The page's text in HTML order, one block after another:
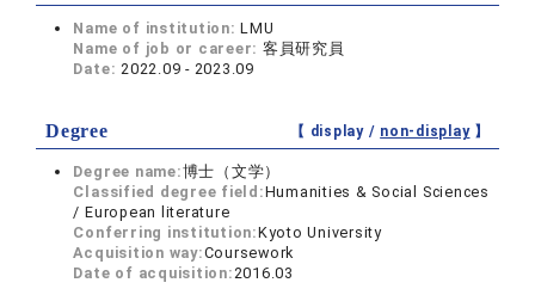
Name of institution:LMU
Name of job or career: 客員研究員
Date:2022.09 - 2023.09
Degree 【 display / non-display】
Degree name:博士（文学）
Classified degree field:Humanities & Social Sciences
/ European literature
Conferring institution:Kyoto University
Acquisition way:Coursework
Date of acquisition:2016.03